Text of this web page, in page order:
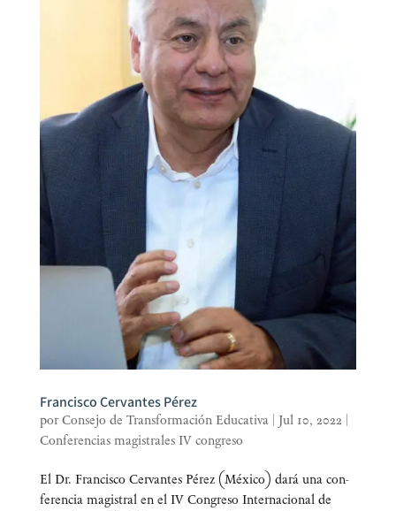
Francisco Cervantes Pérez
porConsejo de Transformación Educativa| Jul 10, 2022
Conferencias magistrales IV congreso
El Dr. Fran­cis­co Cer­van­tes Pérez (Méxi­co) dará una con­
fe­ren­cia magis­tral en el IV Con­gre­so Inter­na­cio­nal de